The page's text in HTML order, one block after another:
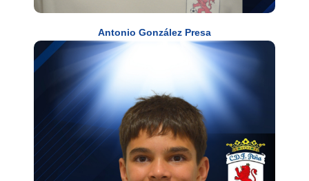
Antonio González Presa